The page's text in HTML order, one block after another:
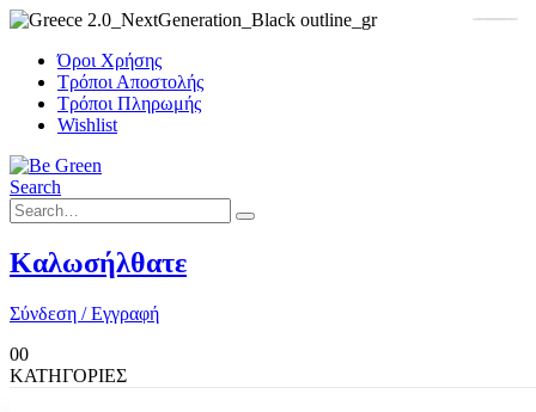
Όροι Χρήσης
Τρόποι Αποστολής
Τρόποι Πληρωμής
Wishlist
Search
Καλωσήλθατε
Σύνδεση / Εγγραφή
00
ΚΑΤΗΓΟΡΙΕΣ